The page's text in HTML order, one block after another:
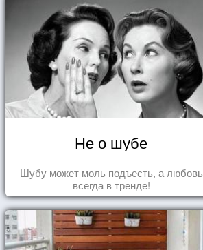
Не о шубе
Шубу может моль подъесть, а любовь
всегда в тренде!